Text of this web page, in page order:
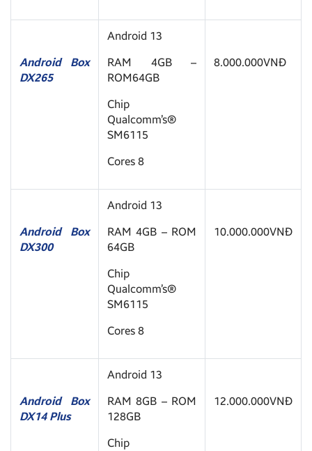
Android Box
DX265
Android 13
RAM 4GB –
ROM64GB
Chip
Qualcomm’s®
SM6115
Cores 8
8.000.000VNĐ
Android Box
DX300
Android 13
RAM 4GB – ROM
64GB
Chip
Qualcomm’s®
SM6115
Cores 8
10.000.000VNĐ
Android Box
DX14 Plus
Android 13
RAM 8GB – ROM
128GB
Chip
12.000.000VNĐ